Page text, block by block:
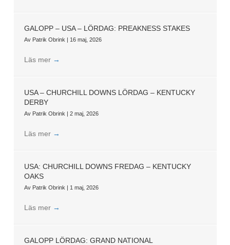
GALOPP – USA – LÖRDAG: PREAKNESS STAKES
Av Patrik Obrink | 16 maj, 2026
Läs mer →
USA – CHURCHILL DOWNS LÖRDAG – KENTUCKY
DERBY
Av Patrik Obrink | 2 maj, 2026
Läs mer →
USA: CHURCHILL DOWNS FREDAG – KENTUCKY
OAKS
Av Patrik Obrink | 1 maj, 2026
Läs mer →
GALOPP LÖRDAG: GRAND NATIONAL